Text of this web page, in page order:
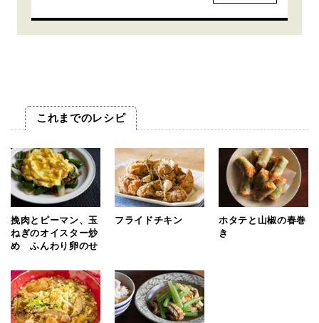
これまでのレシピ
挽肉とピーマン、玉
ねぎのオイスター炒
め ふんわり卵のせ
フライドチキン
ホタテと山椒の春巻
き